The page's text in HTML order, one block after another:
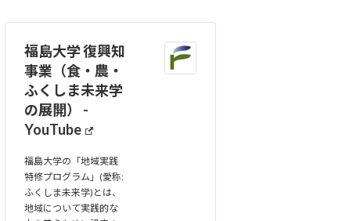
福島大学 復興知
事業（食・農・
ふくしま未来学
の展開） -
YouTube
福島大学の「地域実践
特修プログラム」(愛称:
ふくしま未来学)とは、
地域について実践的な